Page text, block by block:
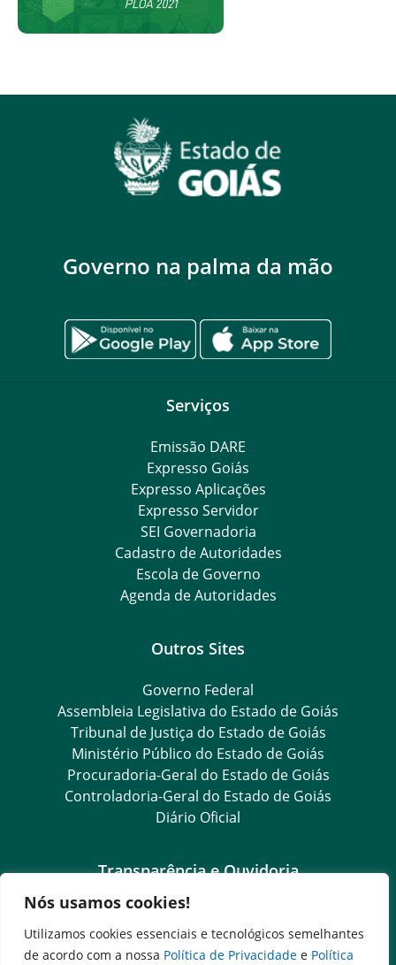
Nós usamos cookies!
Utilizamos cookies essenciais e tecnológicos semelhantes
de acordo com a nossa Política de Privacidade e Política
Governo na palma da mão
Serviços
Emissão DARE
Expresso Goiás
Expresso Aplicações
Expresso Servidor
SEI Governadoria
Cadastro de Autoridades
Escola de Governo
Agenda de Autoridades
Outros Sites
Governo Federal
Assembleia Legislativa do Estado de Goiás
Tribunal de Justiça do Estado de Goiás
Ministério Público do Estado de Goiás
Procuradoria-Geral do Estado de Goiás
Controladoria-Geral do Estado de Goiás
Diário Oficial
Transparência e Ouvidoria
LGPD
Goiás Transparência
Dados Abertos Goiás